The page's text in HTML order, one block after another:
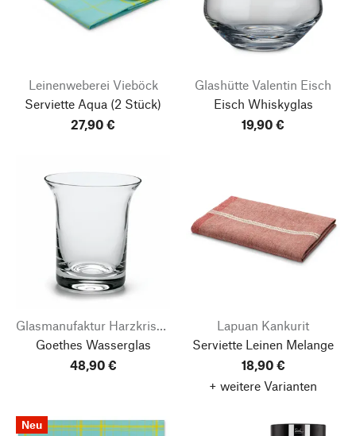
Leinenweberei Vieböck
Serviette Aqua (2 Stück)
27,90 €
Glashütte Valentin Eisch
Eisch Whiskyglas
19,90 €
Glasmanufaktur Harzkristall
Goethes Wasserglas
48,90 €
Lapuan Kankurit
Serviette Leinen Melange
18,90 €
+ weitere Varianten
Neu